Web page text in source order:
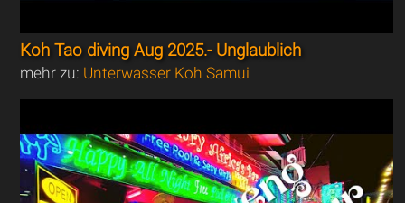
Koh Tao diving Aug 2025.- Unglaublich
mehr zu: Unterwasser Koh Samui